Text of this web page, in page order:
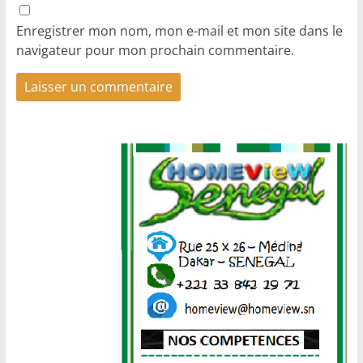
Enregistrer mon nom, mon e-mail et mon site dans le
navigateur pour mon prochain commentaire.